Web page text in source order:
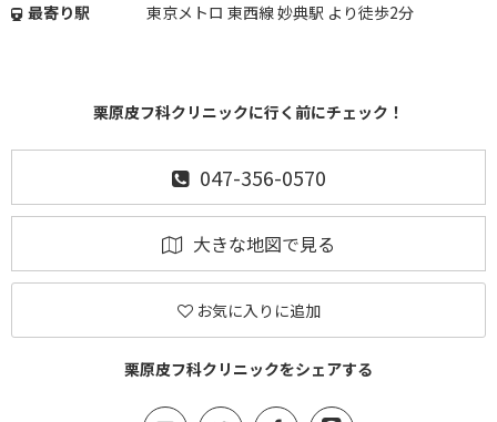
最寄り駅
東京メトロ 東西線 妙典駅 より徒歩2分
栗原皮フ科クリニックに行く前にチェック！
047-356-0570
大きな地図で見る
お気に入りに追加
栗原皮フ科クリニックをシェアする